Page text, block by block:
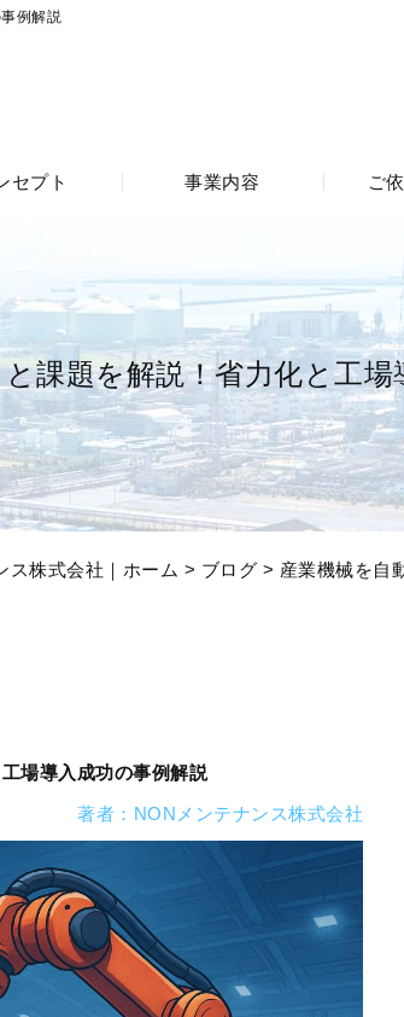
例解説
セプト 事業内容 ご
課題を解説！省力化と工場
ス株式会社｜ホーム > ブログ > 産業機械を自
場導入成功の事例解説
著者：NONメンテナンス株式会社